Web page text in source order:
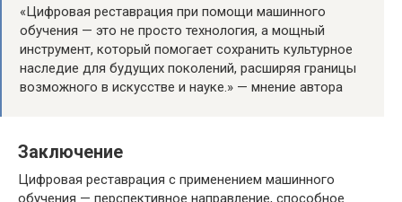
«Цифровая реставрация при помощи машинного
обучения — это не просто технология, а мощный
инструмент, который помогает сохранить культурное
наследие для будущих поколений, расширяя границы
возможного в искусстве и науке.» — мнение автора
Заключение
Цифровая реставрация с применением машинного
обучения — перспективное направление, способное